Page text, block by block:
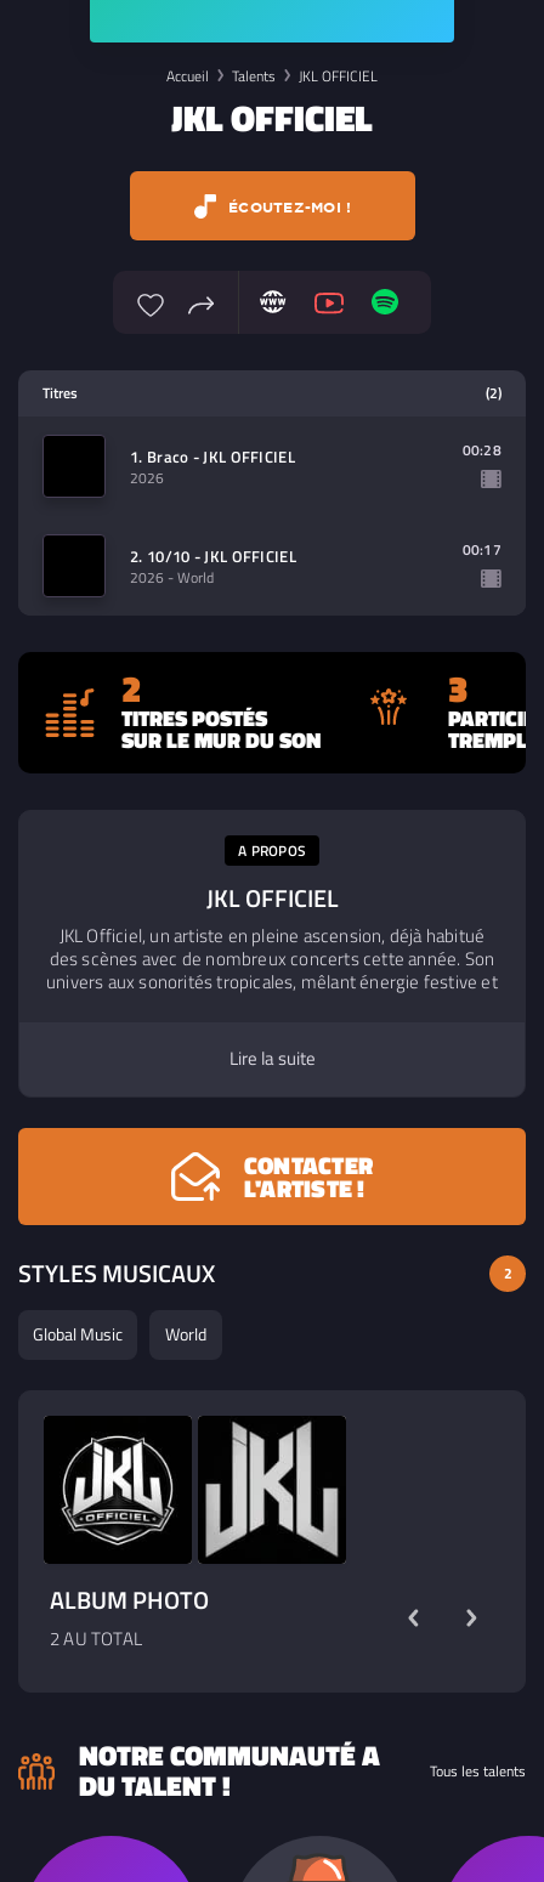
Accueil Talents JKL OFFICIEL
JKL OFFICIEL
ÉCOUTEZ-MOI !
contenu à lire (audio/video)
Titres (2)
1. Braco - JKL OFFICIEL
2026
00:28
2. 10/10 - JKL OFFICIEL
2026 - World
00:17
2
TITRES POSTÉS
SUR LE MUR DU SON
3
A PROPOS
JKL OFFICIEL
JKL Officiel, un artiste en pleine ascension, déjà habitué
des scènes avec de nombreux concerts cette année. Son
univers aux sonorités tropicales, mêlant énergie festive et
86000 abonnés sur TikTok, des diffusions radios en France
et à l’international, et une croissance continue sur les
plateformes de streaming, JKL attire une communauté
Lire la suite
CONTACTER
L'ARTISTE !
STYLES MUSICAUX 2
Global Music World
ALBUM PHOTO
2 AU TOTAL
NOTRE COMMUNAUTÉ A
DU TALENT ! Tous les talents